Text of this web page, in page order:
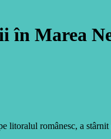
în Marea
litoralul românesc, a